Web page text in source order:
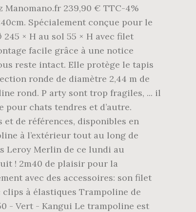
239,90 € TTC-4%
Spécialement conçue pour le
× H au sol 55 × H avec filet
facile grâce à une notice
reste intact. Elle protège le tapis
ronde de diamètre 2,44 m de
rond. P arty sont trop fragiles, ... il
pour chats tendres et d’autre.
de références, disponibles en
à l’extérieur tout au long de
Leroy Merlin de ce lundi au
! 2m40 de plaisir pour la
avec des accessoires: son filet
à élastiques Trampoline de
- Vert - Kangui Le trampoline est